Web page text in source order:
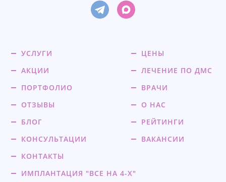
УСЛУГИ
ЦЕНЫ
АКЦИИ
ЛЕЧЕНИЕ ПО ДМС
ПОРТФОЛИО
ВРАЧИ
ОТЗЫВЫ
О НАС
БЛОГ
РЕЙТИНГИ
КОНСУЛЬТАЦИИ
ВАКАНСИИ
КОНТАКТЫ
ИМПЛАНТАЦИЯ "ВСЕ НА 4-Х"